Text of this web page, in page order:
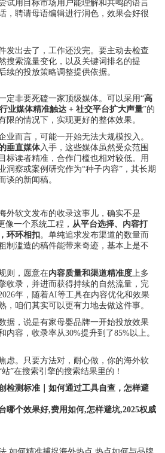
试用目标市场用户能理解和共鸣的语言
，聘请母语编辑进行润色，效果会好很
发出去了，工作还没完。要主动去检查
搜索流量变化，以及关键词排名的提
续的投放策略调整提供依据。
定非要死磕一家顶级媒体。可以采用“高
业媒体精准触达 + 社交平台扩大声量”的
限的情况下，实现更好的整体效果。
业而言，可能一开始无法大规模投入。
垂直媒体入手，这些媒体虽然受众范围
标读者精准，合作门槛也相对较低。用
洞察或案例研究作为“种子内容”，其长期
谈的新闻稿。
外软文发布的收录这事儿，确实不是
像一个系统工程， 从平台选择、内容打
环环相扣。单纯追求发布渠道的数量而
制滥造的稿件能带来奇迹，基本上是不
则，愿意在内容质量和渠道精准度上多
收录，并进而获得持续的自然流量，完
年，随着AI等工具在内容优化和效果
，咱们其实可以更有力地去做这件事。
据，说是有家母婴品牌一开始投放效果
内容，收录率从30%提升到了85%以上。
虑。只要方法对，耐心做，你的海外软
”在搜索引擎的搜索结果里的！
检测标准｜如何通过工具自查，怎样避
哪个效果好,费用如何,怎样避坑,2025权威